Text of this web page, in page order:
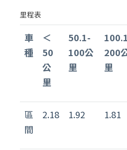
里程表
車
種
＜
50
公
里
50.1-
100公
里
200
里
區
間
2.18 1.92 1.81